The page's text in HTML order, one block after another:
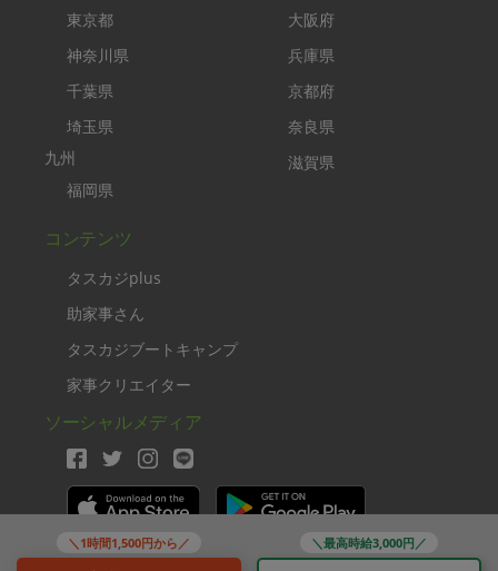
＼1時間1,500円から／ ＼最高時給3,000円／
東京都
神奈川県
千葉県
埼玉県
九州
福岡県
大阪府
兵庫県
京都府
奈良県
滋賀県
コンテンツ
タスカジplus
助家事さん
タスカジブートキャンプ
家事クリエイター
ソーシャルメディア